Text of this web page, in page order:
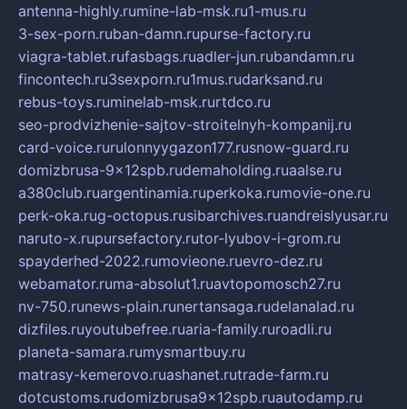
antenna-highly.rumine-lab-msk.ru1-mus.ru
3-sex-porn.ruban-damn.rupurse-factory.ru
viagra-tablet.rufasbags.ruadler-jun.rubandamn.ru
fincontech.ru3sexporn.ru1mus.rudarksand.ru
rebus-toys.ruminelab-msk.rurtdco.ru
seo-prodvizhenie-sajtov-stroitelnyh-kompanij.ru
card-voice.rurulonnyygazon177.rusnow-guard.ru
domizbrusa-9x12spb.rudemaholding.ruaalse.ru
a380club.ruargentinamia.ruperkoka.rumovie-one.ru
perk-oka.rug-octopus.rusibarchives.ruandreislyusar.ru
naruto-x.rupursefactory.rutor-lyubov-i-grom.ru
spayderhed-2022.rumovieone.ruevro-dez.ru
webamator.ruma-absolut1.ruavtopomosch27.ru
nv-750.runews-plain.runertansaga.rudelanalad.ru
dizfiles.ruyoutubefree.ruaria-family.ruroadli.ru
planeta-samara.rumysmartbuy.ru
matrasy-kemerovo.ruashanet.rutrade-farm.ru
dotcustoms.rudomizbrusa9x12spb.ruautodamp.ru